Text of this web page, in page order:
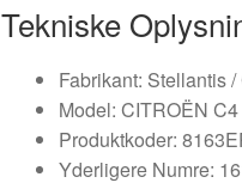
Tekniske
Fabrikant: Stellantis
Model: CITROËN C4
Produktkoder:
Yderligere Numre: